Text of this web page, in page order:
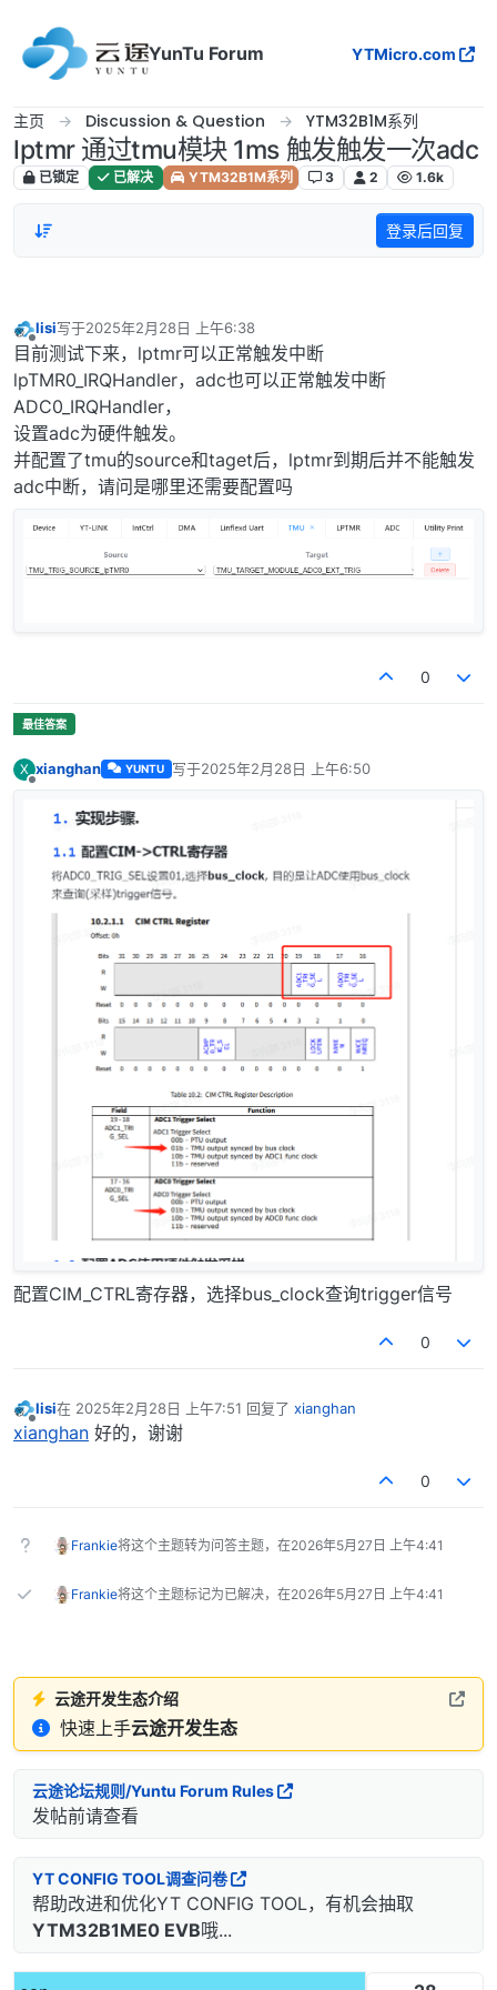
YunTu Forum
YTMicro.com
主页 Discussion & Question YTM32B1M系列
lptmr 通过tmu模块 1ms 触发触发一次adc
已锁定 已解决 YTM32B1M系列 3 2 1.6k
登录后回复
离线
lisi写于2025年2月28日 上午6:38
最后由 编辑
目前测试下来，lptmr可以正常触发中断
lpTMR0_IRQHandler，adc也可以正常触发中断
ADC0_IRQHandler，
设置adc为硬件触发。
并配置了tmu的source和taget后，lptmr到期后并不能触发
adc中断，请问是哪里还需要配置吗
0
X
离线
xianghan YUNTU 写于2025年2月28日 上午6:50
最后由 编辑
配置CIM_CTRL寄存器，选择bus_clock查询trigger信号
0
离线
lisi在 2025年2月28日 上午7:51 回复了 xianghan
最后由 编辑
xianghan 好的，谢谢
0
Frankie将这个主题转为问答主题，在2026年5月27日 上午4:41
Frankie将这个主题标记为已解决，在2026年5月27日 上午4:41
云途开发生态介绍
快速上手云途开发生态
云途论坛规则/Yuntu Forum Rules
发帖前请查看
YT CONFIG TOOL调查问卷
帮助改进和优化YT CONFIG TOOL，有机会抽取
YTM32B1ME0 EVB哦...